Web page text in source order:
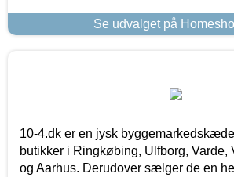
Se udvalget på
10-4.dk er en jysk
butikker i Ringkøbing, Ulfborg,
og Aarhus. Derudover sælger de en